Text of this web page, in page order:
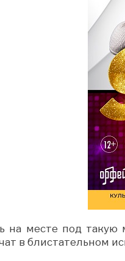
на месте под такую
в блистательном